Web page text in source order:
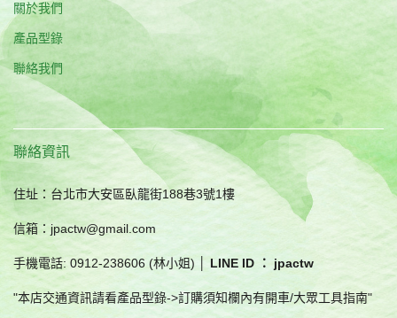
關於我們
產品型錄
聯絡我們
聯絡資訊
住址：台北市大安區臥龍街188巷3號1樓
信箱：jpactw@gmail.com
手機電話: 0912-238606 (林小姐) │ LINE ID ： jpactw
"本店交通資訊請看產品型錄->訂購須知欄內有開車/大眾工具指南"